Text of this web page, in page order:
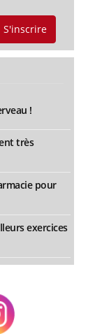
S'inscrire
!
très
pour
exercices